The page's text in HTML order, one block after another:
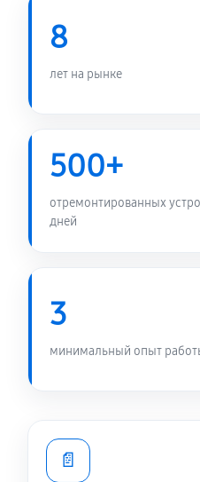
8
лет на рынке
500+
отремонтированных
дней
3
минимальный опыт
📄